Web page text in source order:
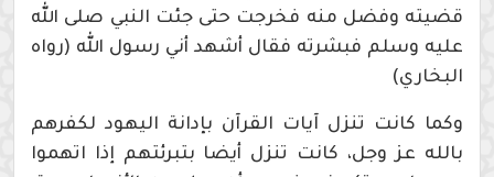
قضيته وفضل منه فخرجت حتى جئت النبي صلى الله
عليه وسلم فبشرته فقال أشهد أني رسول الله (رواه
البخاري)
وكما كانت تنزل آيات القرآن بإدانة اليهود لكفرهم
بالله عز وجل، كانت تنزل أيضا بتبرئتهم إذا اتهموا